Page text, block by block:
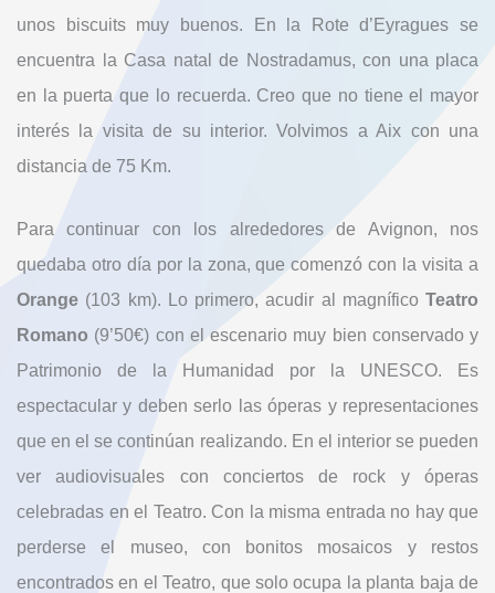
unos biscuits muy buenos. En la Rote d’Eyragues se
encuentra la Casa natal de Nostradamus, con una placa
en la puerta que lo recuerda. Creo que no tiene el mayor
interés la visita de su interior. Volvimos a Aix con una
distancia de 75 Km.
Para continuar con los alrededores de Avignon, nos
quedaba otro día por la zona, que comenzó con la visita a
Orange (103 km). Lo primero, acudir al magnífico Teatro
Romano (9’50€) con el escenario muy bien conservado y
Patrimonio de la Humanidad por la UNESCO. Es
espectacular y deben serlo las óperas y representaciones
que en el se continúan realizando. En el interior se pueden
ver audiovisuales con conciertos de rock y óperas
celebradas en el Teatro. Con la misma entrada no hay que
perderse el museo, con bonitos mosaicos y restos
encontrados en el Teatro, que solo ocupa la planta baja de